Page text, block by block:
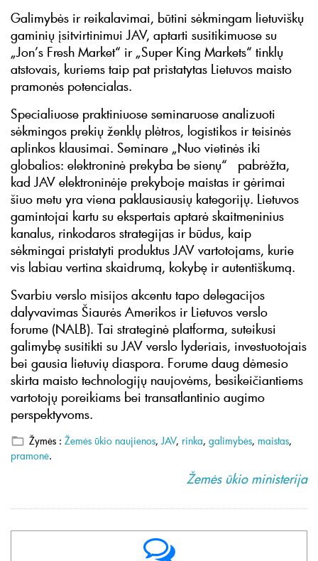
Galimybės ir reikalavimai, būtini sėkmingam lietuviškų
gaminių įsitvirtinimui JAV, aptarti susitikimuose su
„Jon’s Fresh Market“ ir „Super King Markets“ tinklų
atstovais, kuriems taip pat pristatytas Lietuvos maisto
pramonės potencialas.
Specialiuose praktiniuose seminaruose analizuoti
sėkmingos prekių ženklų plėtros, logistikos ir teisinės
aplinkos klausimai. Seminare „Nuo vietinės iki
globalios: elektroninė prekyba be sienų“ pabrėžta,
kad JAV elektroninėje prekyboje maistas ir gėrimai
šiuo metu yra viena paklausiausių kategorijų. Lietuvos
gamintojai kartu su ekspertais aptarė skaitmeninius
kanalus, rinkodaros strategijas ir būdus, kaip
sėkmingai pristatyti produktus JAV vartotojams, kurie
vis labiau vertina skaidrumą, kokybę ir autentiškumą.
Svarbiu verslo misijos akcentu tapo delegacijos
dalyvavimas Šiaurės Amerikos ir Lietuvos verslo
forume (NALB). Tai strateginė platforma, suteikusi
galimybę susitikti su JAV verslo lyderiais, investuotojais
bei gausia lietuvių diaspora. Forume daug dėmesio
skirta maisto technologijų naujovėms, besikeičiantiems
vartotojų poreikiams bei transatlantinio augimo
perspektyvoms.
Žymės : Žemės ūkio naujienos,JAV, rinka, galimybės, maistas,
pramonė.
Žemės ūkio ministerija